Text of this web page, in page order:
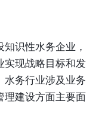
识性水务企业，
实现战略目标和发
水务行业涉及业务
理建设方面主要面